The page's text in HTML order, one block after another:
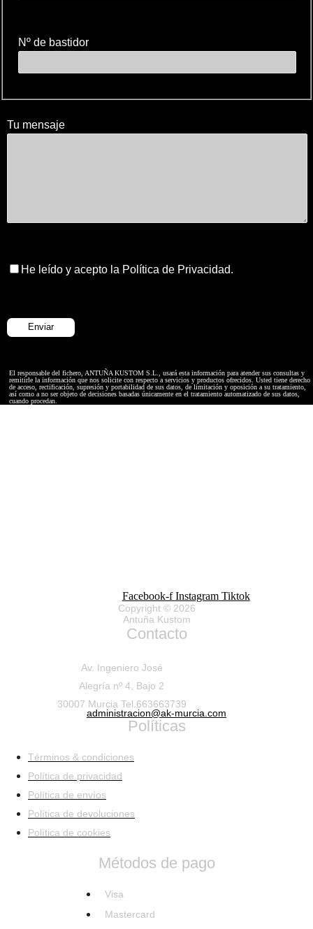
Nº de bastidor
Tu mensaje
He leído y acepto la Política de Privacidad.
El responsable del fichero, ANTUÑA KUSTOM S.L., usará esta información para atender sus consultas y
remitirle la información que nos solicite con respecto a servicios y productos ofrecidos. Usted tiene derecho
de acceso, rectificación, supresión y portabilidad de sus datos, de limitación y oposición a su tratamiento,
así como a no ser objeto de decisiones basadas únicamente en el tratamiento automatizado de sus datos,
cuando procedan.
Facebook-f Instagram Tiktok
Copyright © 2026
Antuña Kustom
Contacto
Av. Ingeniero José
Alegría nº 4, Bajo 2
30007 Murcia Tel.663663739
administracion@ak-murcia.com
Políticas
Términos & condiciones
Política de privacidad
Política de envíos
Política de devoluciones
Política de cookies
Métodos de pago
Visa
Mastercard